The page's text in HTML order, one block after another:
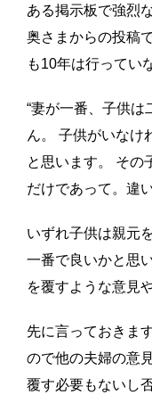
ある掲示板で強烈
奥さまからの投稿
も10年は行ってい
“妻が一番、子供
ん。 子供がいなけ
と思います。 その
だけであって。違
いずれ子供は親元
一番で良いかと思
を覆すような意見
先に言っておきま
ので他の夫婦の意
覆す必要もないし